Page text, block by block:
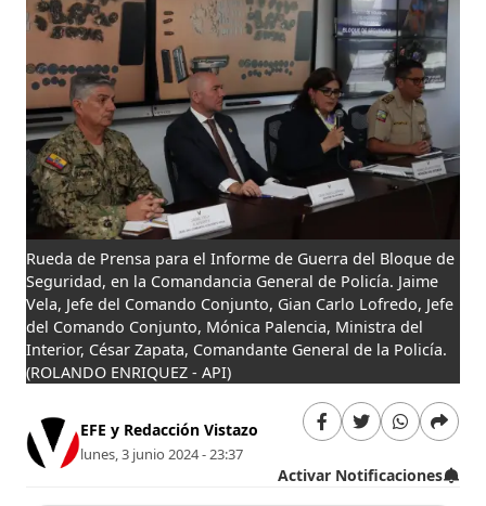
Rueda de Prensa para el Informe de Guerra del Bloque de
Seguridad, en la Comandancia General de Policía. Jaime
Vela, Jefe del Comando Conjunto, Gian Carlo Lofredo, Jefe
del Comando Conjunto, Mónica Palencia, Ministra del
Interior, César Zapata, Comandante General de la Policía.
(ROLANDO ENRIQUEZ - API)
EFE y Redacción Vistazo
lunes, 3 junio 2024 - 23:37
Activar Notificaciones